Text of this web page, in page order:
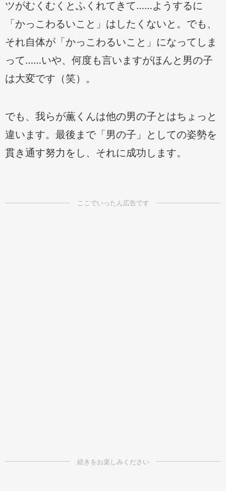
ツがむくむくとふくれてきて……ようするに
「かっこわるいこと」はしたくないと。でも、
それ自体が「かっこわるいこと」になってしま
って……いや、何度も言いますがほんと男の子
は大変です（笑）。
でも、我らが薫くんは他の男の子とはちょっと
違います。最後まで「男の子」としての姿勢を
貫き通す努力をし、それに成功します。